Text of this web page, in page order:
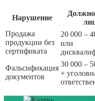
Нарушение
Продажа
продукции без
сертификата
20 000 –
или
Фальсификация
документов
30 000 –
+